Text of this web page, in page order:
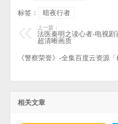
标签： 暗夜行者
上一篇：
法医秦明之读心者-电视剧
超清晰画质
《警察荣誉》-全集百度云资源
相关文章